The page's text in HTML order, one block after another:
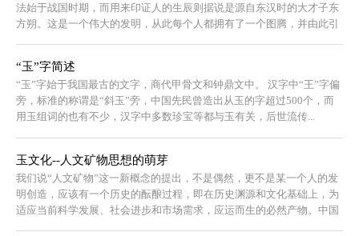
法始于战国时期，而用来印证人的生辰则据说是源自东汉时的大才子东
方朔。这是一个伟大的发明，从此每个人都拥有了一个图腾，并由此引
“玉”字简述
“玉”字始于我国最古的文字，商代甲骨文和钟鼎文中。 汉字中“王”字偏
旁，标准的称谓是“斜玉”旁，中国先民曾造出从玉的字超过500个，而
用玉组词的也有不少，汉字中多数珍宝等都与玉有关，后世流传...
玉文化--人文矿物思想的萌芽
我们说“人文矿物”这一新概念的提出，不是偶然，更不是某一个人的发
明创造，应该有一个历史的酝酿过程，即在历史渊源和文化基础上，为
适应当前科学发展、社会进步和市场需求，应运而生的必然产物。中国